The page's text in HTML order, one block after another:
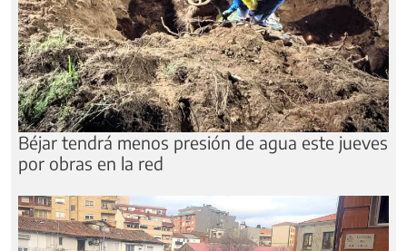
Béjar tendrá menos presión de agua este jueves
por obras en la red